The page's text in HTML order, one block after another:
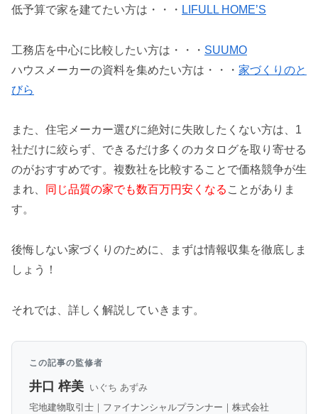
低予算で家を建てたい方は・・・ LIFULL HOME’S
工務店を中心に比較したい方は・・・ SUUMO
ハウスメーカーの資料を集めたい方は・・・ 家づくりのと
びら
また、住宅メーカー選びに絶対に失敗したくない方は、1
社だけに絞らず、できるだけ多くのカタログを取り寄せる
のがおすすめです。複数社を比較することで価格競争が生
まれ、
同じ品質の家でも数百万円安くなる ことがありま
す。
後悔しない家づくりのために、まずは情報収集を徹底しま
しょう！
それでは、詳しく解説していきます。
この記事の監修者
井口 梓美 いぐち あずみ
宅地建物取引士｜ファイナンシャルプランナー｜株式会社